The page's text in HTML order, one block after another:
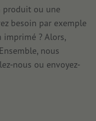
produit ou une
besoin par exemple
imprimé ? Alors,
nous
nous ou envoyez-